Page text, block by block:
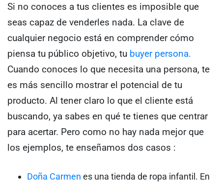
Si no conoces a tus clientes es imposible que
seas capaz de venderles nada. La clave de
cualquier negocio está en comprender cómo
piensa tu público objetivo, tu buyer persona.
Cuando conoces lo que necesita una persona, te
es más sencillo mostrar el potencial de tu
producto. Al tener claro lo que el cliente está
buscando, ya sabes en qué te tienes que centrar
para acertar. Pero como no hay nada mejor que
los ejemplos, te enseñamos dos casos :
Doña Carmen es una tienda de ropa infantil. En